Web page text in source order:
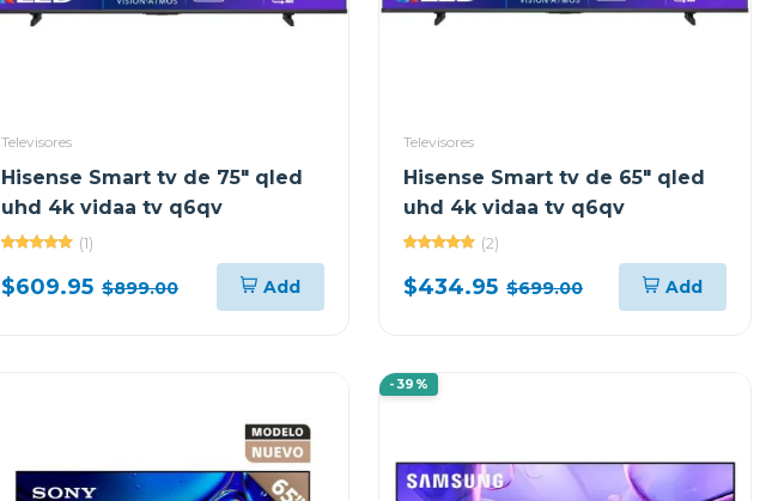
Televisores
Hisense Smart tv de 75" qled
uhd 4k vidaa tv q6qv
(1)
$609.95 $899.00 Add
Televisores
Hisense Smart tv de 65" qled
uhd 4k vidaa tv q6qv
(2)
$434.95 $699.00 Add
-39%